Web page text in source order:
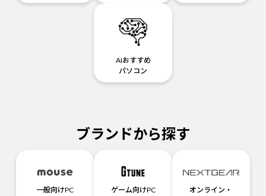
AIおすすめ
パソコン
ブランドから探す
一般向けPC ゲーム向けPC オンライン・